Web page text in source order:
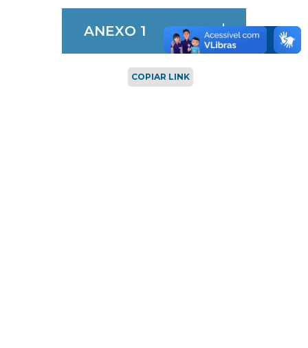
ANEXO 1
COPIAR LINK